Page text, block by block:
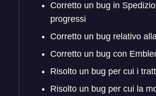
Corretto un bug in
progressi
Corretto un bug relativo
Corretto un bug con
Risolto un bug per cui i
Risolto un bug per cui la